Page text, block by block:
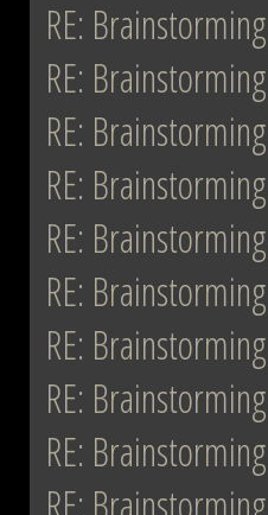
RE: Brainstorming
RE: Brainstorming
RE: Brainstorming
RE: Brainstorming
RE: Brainstorming
RE: Brainstorming
RE: Brainstorming
RE: Brainstorming
RE: Brainstorming